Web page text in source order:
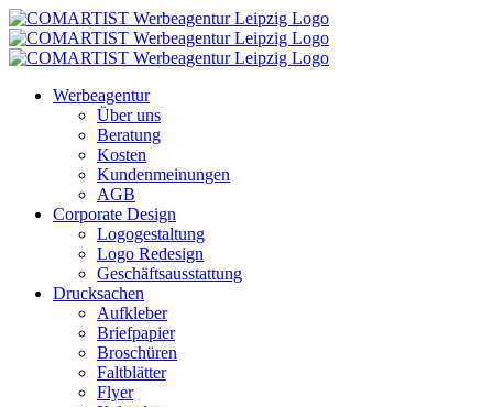
Zum
Inhalt
springen
Werbeagentur
Über uns
Beratung
Kosten
Kundenmeinungen
AGB
Corporate Design
Logogestaltung
Logo Redesign
Geschäftsausstattung
Drucksachen
Aufkleber
Briefpapier
Broschüren
Faltblätter
Flyer